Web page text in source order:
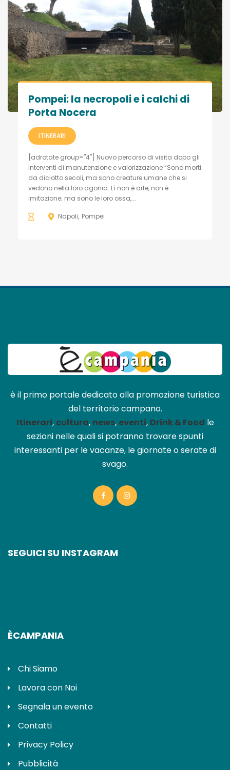
Pompei: la necropoli e i calchi di
Porta Nocera
ITINERARI
[adrotate group="4"] Nuovo percorso di visita dopo gli
interventi di manutenzione e valorizzazione “Sono morti
da diciotto secoli, ma sono creature umane che si
vedono nella loro agonia. Lì non è arte, non è
imitazione; ma sono le loro ossa,...
Napoli Pompei
è il primo portale dedicato alla promozione turistica
del territorio campano.
Itinerari, cultura, news, eventi, Drink & Food le
sezioni nelle quali si potranno trovare spunti
interessanti per le vacanze, le giornate o serate di
svago.
SEGUICI SU INSTAGRAM
ÈCAMPANIA
Chi Siamo
Lavora con Noi
Segnala un evento
Contatti
Privacy Policy
Pubblicità